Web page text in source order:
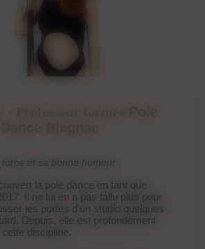
force et sa bonne humeur
la pole dance en tant que
Il ne lui en a pas fallu plus pour
les portes d’un studio quelques
Depuis, elle est profondément
cette discipline.